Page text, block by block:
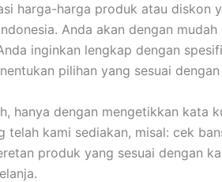
harga-harga produk atau diskon
Anda akan dengan
inginkan lengkap dengan
pilihan yang sesuai
hanya dengan mengetikkan kata
telah kami sediakan, misal: cek
produk yang sesuai dengan